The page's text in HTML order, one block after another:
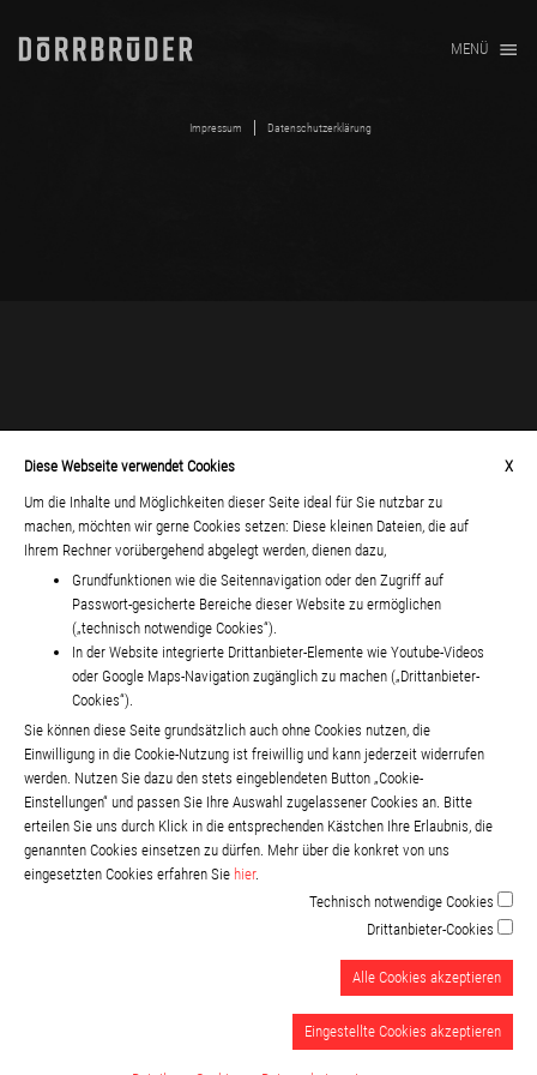
Diese Webseite verwendet Cookies
X
Um die Inhalte und Möglichkeiten dieser Seite ideal für Sie nutzbar zu
machen, möchten wir gerne Cookies setzen: Diese kleinen Dateien, die auf
Ihrem Rechner vorübergehend abgelegt werden, dienen dazu,
Grundfunktionen wie die Seitennavigation oder den Zugriff auf
Passwort-gesicherte Bereiche dieser Website zu ermöglichen
(„technisch notwendige Cookies“).
In der Website integrierte Drittanbieter-Elemente wie Youtube-Videos
oder Google Maps-Navigation zugänglich zu machen („Drittanbieter-
Cookies“).
Sie können diese Seite grundsätzlich auch ohne Cookies nutzen, die
Einwilligung in die Cookie-Nutzung ist freiwillig und kann jederzeit widerrufen
werden. Nutzen Sie dazu den stets eingeblendeten Button „Cookie-
Einstellungen“ und passen Sie Ihre Auswahl zugelassener Cookies an. Bitte
erteilen Sie uns durch Klick in die entsprechenden Kästchen Ihre Erlaubnis, die
genannten Cookies einsetzen zu dürfen. Mehr über die konkret von uns
eingesetzten Cookies erfahren Sie hier.
Technisch notwendige Cookies
Drittanbieter-Cookies
Alle Cookies akzeptieren
Eingestellte Cookies akzeptieren
MENÜ
Impressum Datenschutzerklärung